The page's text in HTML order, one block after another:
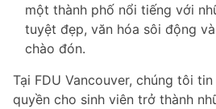
một thành phố nổi tiếng với
tuyệt đẹp, văn hóa sôi động
chào đón.
Tại FDU Vancouver, chúng tôi
quyền cho sinh viên trở thành